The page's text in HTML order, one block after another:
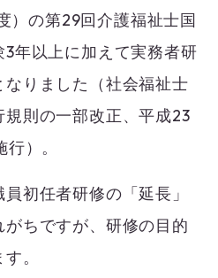
）の第29回介護福祉士国
年以上に加えて実務者研
りました（社会福祉士
則の一部改正、平成23
）。
初任者研修の「延長」
ちですが、研修の目的
。